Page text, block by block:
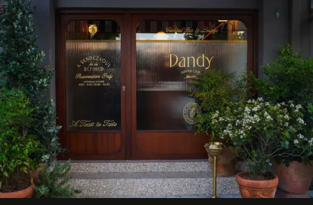
Paylaşıma, lezzete ve müziğe odaklanan bu özel
akşamlar, YAZ’ın sade lüks anlayışını gün batımından
geceye taşıyarak her hafta farklı bir deneyim sunuyor.